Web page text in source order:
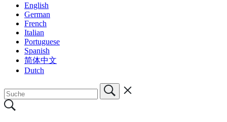
English
German
French
Italian
Portuguese
Spanish
简体中文
Dutch